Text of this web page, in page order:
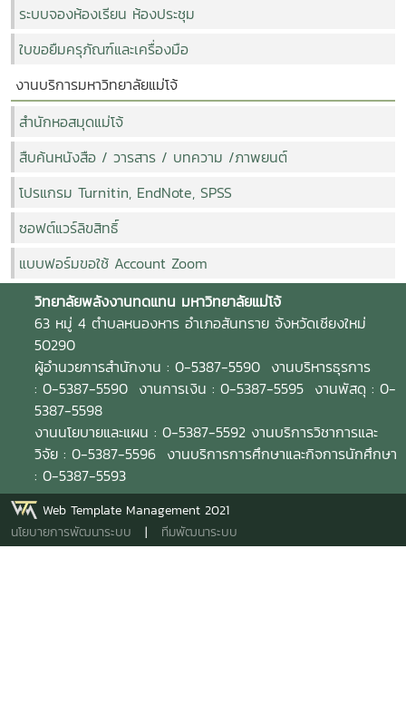
ระบบจองห้องเรียน ห้องประชุม
ใบขอยืมครุภัณฑ์และเครื่องมือ
งานบริการมหาวิทยาลัยแม่โจ้
สำนักหอสมุดแม่โจ้
สืบค้นหนังสือ / วารสาร / บทความ /ภาพยนต์
โปรแกรม Turnitin, EndNote, SPSS
ซอฟต์แวร์ลิขสิทธิ์
แบบฟอร์มขอใช้ Account Zoom
วิทยาลัยพลังงานทดแทน มหาวิทยาลัยแม่โจ้
63 หมู่ 4 ตำบลหนองหาร อำเภอสันทราย จังหวัดเชียงใหม่
50290
ผู้อำนวยการสำนักงาน : 0-5387-5590 งานบริหารธุรการ
: 0-5387-5590 งานการเงิน : 0-5387-5595 งานพัสดุ : 0-
5387-5598
งานนโยบายและแผน : 0-5387-5592 งานบริการวิชาการและ
วิจัย : 0-5387-5596 งานบริการการศึกษาและกิจการนักศึกษา
: 0-5387-5593
Web Template Management 2021
นโยบายการพัฒนาระบบ | ทีมพัฒนาระบบ